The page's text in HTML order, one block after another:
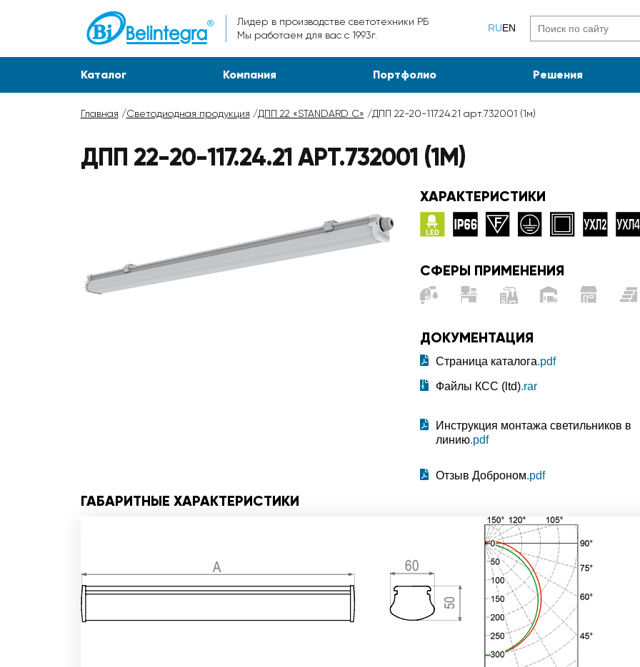
Лидер в производстве светотехники РБ
Мы работаем для вас с 1993г.
RUEN
Каталог Компания Портфолио Решения
Главная /Светодиодная продукция /ДПП 22 «STANDARD C» /ДПП 22-20-117.24.21 арт.732001 (1м)
ДПП 22-20-117.24.21 АРТ.732001 (1М)
ХАРАКТЕРИСТИКИ
СФЕРЫ ПРИМЕНЕНИЯ
ДОКУМЕНТАЦИЯ
Страница каталога.pdf
Файлы КСС (ltd).rar
Инструкция монтажа светильников в
линию.pdf
Отзыв Доброном.pdf
ГАБАРИТНЫЕ ХАРАКТЕРИСТИКИ